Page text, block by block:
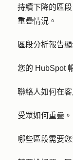
持續下降的區
重疊情況。
區段分析報告
您的 HubSpot
聯絡人如何在
受眾如何重疊。
哪些區段需要您